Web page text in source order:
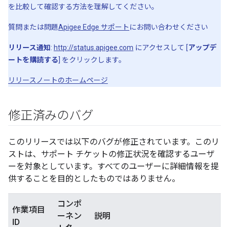
を比較して確認する方法を理解してください。
質問または問題Apigee Edge サポート にお問い合わせください
リリース通知: http://status.apigee.com にアクセスして [アップデ
ートを購読する ] をクリックします。
リリースノートのホームページ
修正済みのバグ
このリリースでは以下のバグが修正されています。このリ
ストは、サポート チケットの修正状況を確認するユーザ
ーを対象としています。すべてのユーザーに詳細情報を提
供することを目的としたものではありません。
作業項目
ID
コンポ
ーネン
説明